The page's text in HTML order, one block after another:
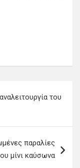
του
παραλίες
μίνι καύσωνα